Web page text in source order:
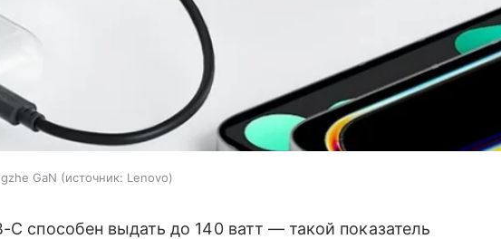
GaN источник: Lenovo
C способен выдать до 140 ватт — такой показатель